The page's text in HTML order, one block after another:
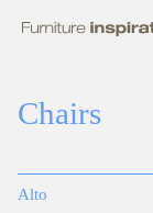
Chairs
Alto